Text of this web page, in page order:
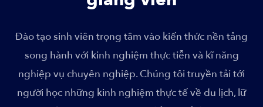
Đào tạo sinh viên trọng tâm vào kiến thức nền tảng
song hành với kinh nghiệm thực tiễn và kĩ năng
nghiệp vụ chuyên nghiệp. Chúng tôi truyền tải tới
người học những kinh nghiệm thực tế về du lịch, lữ